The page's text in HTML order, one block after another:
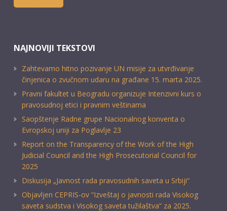
NAJNOVIJI TEKSTOVI
Zahtevamo hitno pozivanje UN misije za utvrđivanje
činjenica o zvučnom udaru na građane 15. marta 2025.
Pravni fakultet u Beogradu organizuje Intenzivni kurs o
pravosudnoj etici i pravnim veštinama
Saopštenje Radne grupe Nacionalnog konventa o
Evropskoj uniji za Poglavlje 23
Report on the Transparency of the Work of the High
Judicial Council and the High Prosecutorial Council for
2025
Diskusija „Javnost rada pravosudnih saveta u Srbiji“
Objavljen CEPRIS-ov “Izveštaj o javnosti rada Visokog
saveta sudstva i Visokog saveta tužilaštva” za 2025.